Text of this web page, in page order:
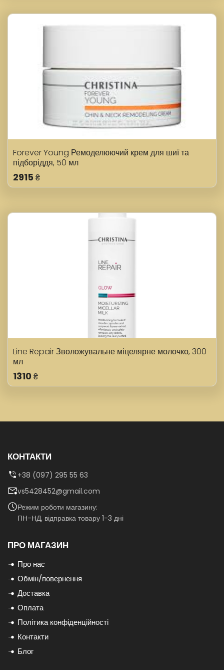
Forever Young Ремоделюючий крем для шиї та
підборіддя, 50 мл
2915 ₴
Line Repair Зволожувальне міцелярне молочко, 300
мл
1310 ₴
КОНТАКТИ
+38 (097) 295 55 63
vs5428452@gmail.com
Режим роботи магазину:
ПН-НД, відправка товару 1-3 дні
ПРО МАГАЗИН
Про нас
Обмін/повернення
Доставка
Оплата
Політика конфіденційності
Контакти
Блог